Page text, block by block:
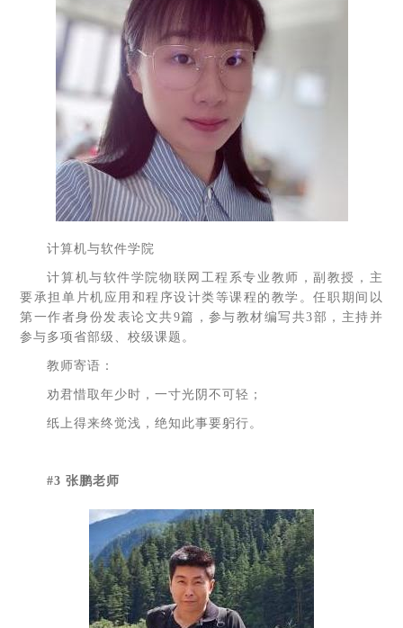
计算机与软件学院
计算机与软件学院物联网工程系专业教师，副教授，主
要承担单片机应用和程序设计类等课程的教学。任职期间以
第一作者身份发表论文共9篇，参与教材编写共3部，主持并
参与多项省部级、校级课题。
教师寄语：
劝君惜取年少时，一寸光阴不可轻；
纸上得来终觉浅，绝知此事要躬行。
#3 张鹏老师